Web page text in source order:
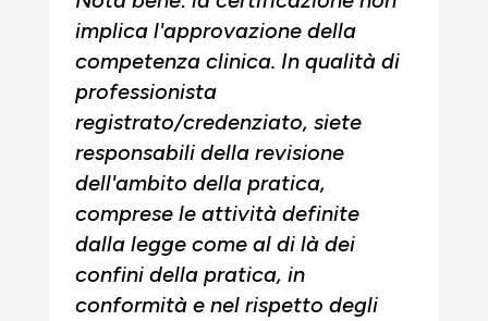
implica l'approvazione della
competenza clinica. In qualità di
professionista
registrato/credenziato, siete
responsabili della revisione
dell'ambito della pratica,
comprese le attività definite
dalla legge come al di là dei
confini della pratica, in
conformità e nel rispetto degli